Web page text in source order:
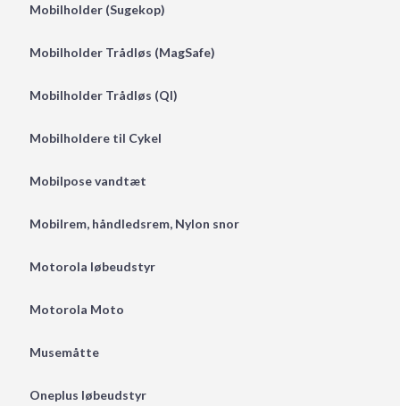
Mobilholder (Sugekop)
Mobilholder Trådløs (MagSafe)
Mobilholder Trådløs (QI)
Mobilholdere til Cykel
Mobilpose vandtæt
Mobilrem, håndledsrem, Nylon snor
Motorola løbeudstyr
Motorola Moto
Musemåtte
Oneplus løbeudstyr